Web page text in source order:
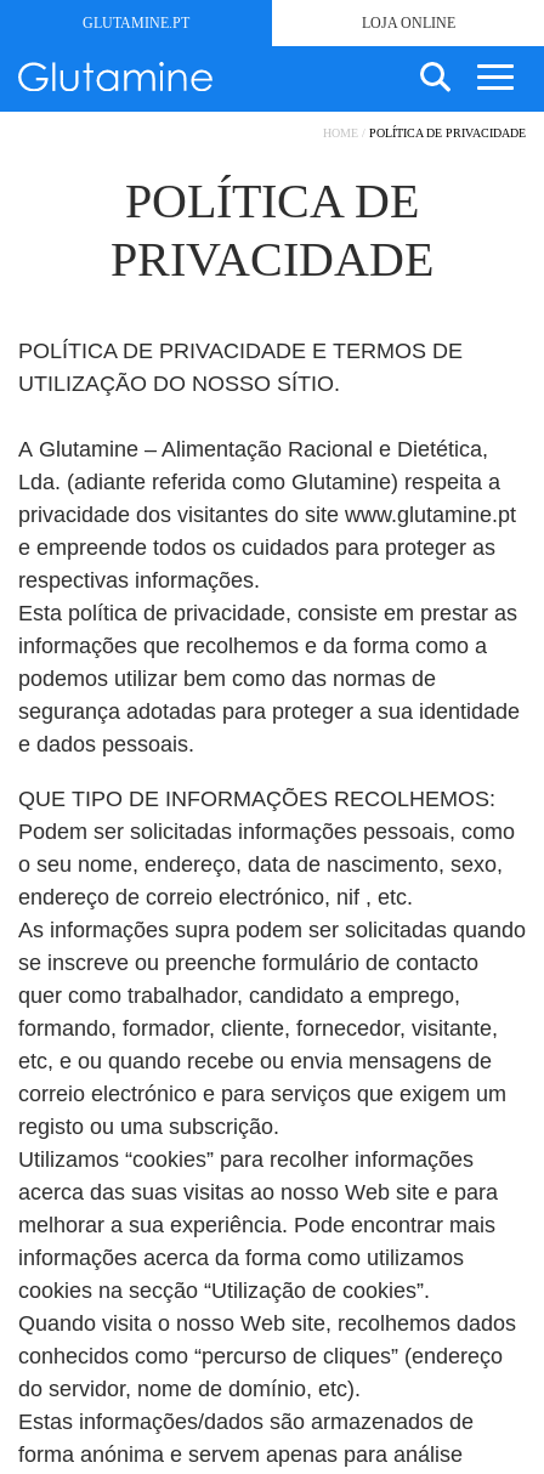
GLUTAMINE.PT LOJA ONLINE
SOBRE
MINHA CONTA
CARRINHO DE COMPRAS
HOME / POLÍTICA DE PRIVACIDADE
POLÍTICA DE
PRIVACIDADE
POLÍTICA DE PRIVACIDADE E TERMOS DE
UTILIZAÇÃO DO NOSSO SÍTIO.
A Glutamine – Alimentação Racional e Dietética,
Lda. (adiante referida como Glutamine) respeita a
privacidade dos visitantes do site www.glutamine.pt
e empreende todos os cuidados para proteger as
respectivas informações.
Esta política de privacidade, consiste em prestar as
informações que recolhemos e da forma como a
podemos utilizar bem como das normas de
segurança adotadas para proteger a sua identidade
e dados pessoais.
QUE TIPO DE INFORMAÇÕES RECOLHEMOS:
Podem ser solicitadas informações pessoais, como
o seu nome, endereço, data de nascimento, sexo,
endereço de correio electrónico, nif , etc.
As informações supra podem ser solicitadas quando
se inscreve ou preenche formulário de contacto
quer como trabalhador, candidato a emprego,
formando, formador, cliente, fornecedor, visitante,
etc, e ou quando recebe ou envia mensagens de
correio electrónico e para serviços que exigem um
registo ou uma subscrição.
Utilizamos “cookies” para recolher informações
acerca das suas visitas ao nosso Web site e para
melhorar a sua experiência. Pode encontrar mais
informações acerca da forma como utilizamos
cookies na secção “Utilização de cookies”.
Quando visita o nosso Web site, recolhemos dados
conhecidos como “percurso de cliques” (endereço
do servidor, nome de domínio, etc).
Estas informações/dados são armazenados de
forma anónima e servem apenas para análise